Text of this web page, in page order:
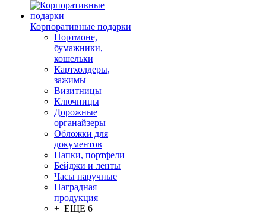
Корпоративные подарки
Портмоне,
бумажники,
кошельки
Картхолдеры,
зажимы
Визитницы
Ключницы
Дорожные
органайзеры
Обложки для
документов
Папки, портфели
Бейджи и ленты
Часы наручные
Наградная
продукция
+ ЕЩЕ 6